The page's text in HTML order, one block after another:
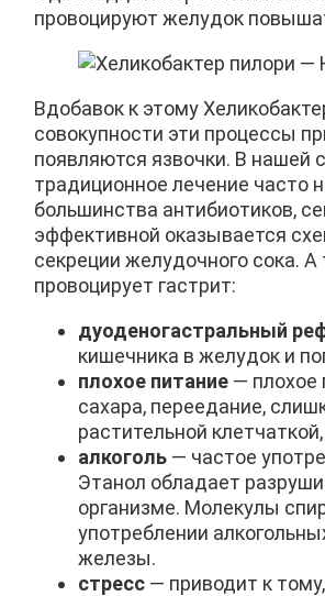
провоцируют желудок
Вдобавок к этому
совокупности эти процессы
появляются язвочки. В нашей
традиционное лечение часто
большинства антибиотиков,
эффективной оказывается
секреции желудочного сока.
провоцирует гастрит:
дуоденогастральный
кишечника в желудок и
плохое питание — плохое
сахара, переедание,
растительной
алкоголь — частое
Этанол обладает
организме. Молекулы
употреблении
железы.
стресс — приводит к